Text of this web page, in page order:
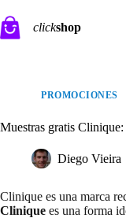
al
contenido
clickshop
PROMOCIONES
Muestras gratis
Diego Vieira
Clinique es una marca
Clinique es una forma